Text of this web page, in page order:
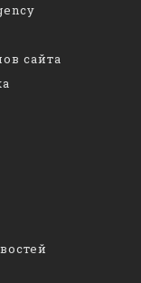
сайта